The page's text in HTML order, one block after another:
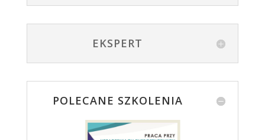
EKSPERT
POLECANE SZKOLENIA